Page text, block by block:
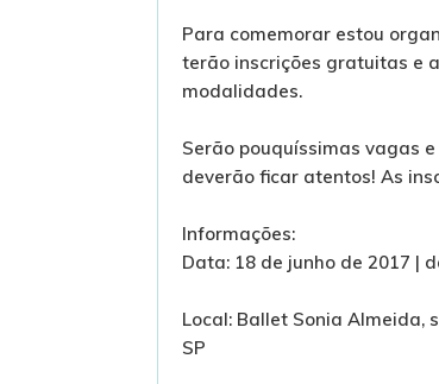
Para comemorar estou
terão inscrições gratuitas e
modalidades.
Serão pouquíssimas vagas
deverão ficar atentos! As
Informações:
Data: 18 de junho de 2017 |
Local: Ballet Sonia Almeida,
SP